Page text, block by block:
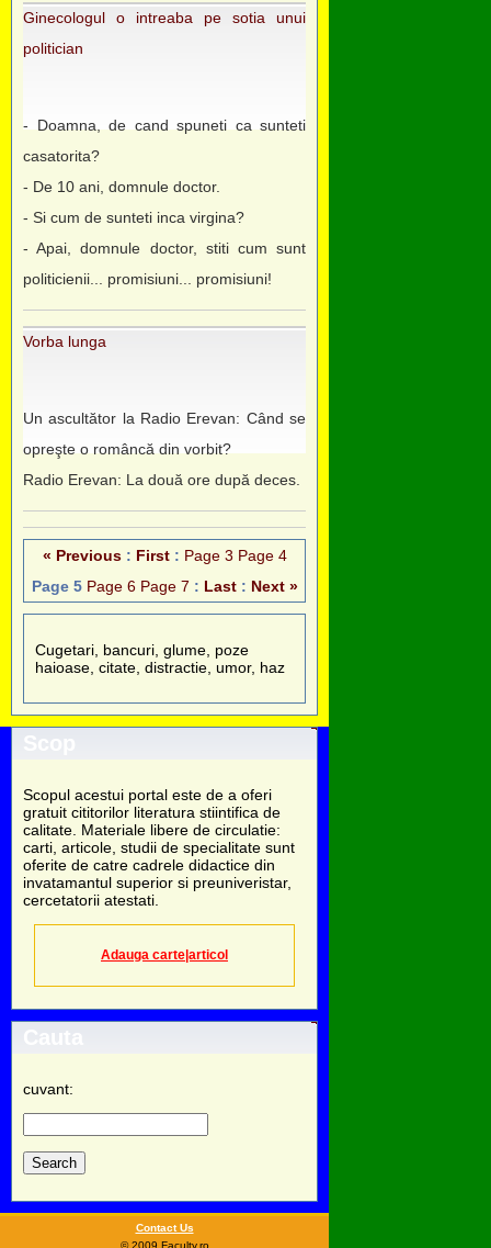
Ginecologul o intreaba pe sotia unui
politician
- Doamna, de cand spuneti ca sunteti
casatorita?
- De 10 ani, domnule doctor.
- Si cum de sunteti inca virgina?
- Apai, domnule doctor, stiti cum sunt
politicienii... promisiuni... promisiuni!
Vorba lunga
Un ascultător la Radio Erevan: Când se
opreşte o româncă din vorbit?
Radio Erevan: La două ore după deces.
« Previous: First: Page 3 Page 4
Page 5 Page 6 Page 7 : Last: Next »
Cugetari, bancuri, glume, poze
haioase, citate, distractie, umor, haz
Scop
Scopul acestui portal este de a oferi
gratuit cititorilor literatura stiintifica de
calitate. Materiale libere de circulatie:
carti, articole, studii de specialitate sunt
oferite de catre cadrele didactice din
invatamantul superior si preuniveristar,
cercetatorii atestati.
Adauga carte|articol
Cauta
cuvant:
Contact Us
© 2009 Faculty.ro